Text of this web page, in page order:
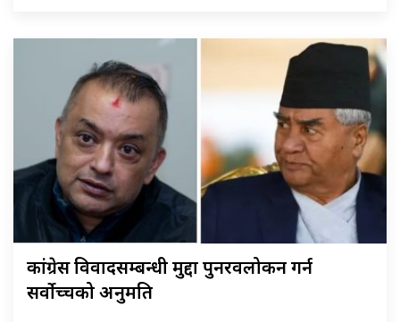
कांग्रेस विवादसम्बन्धी मुद्दा पुनरवलोकन गर्न
सर्वोच्चको अनुमति